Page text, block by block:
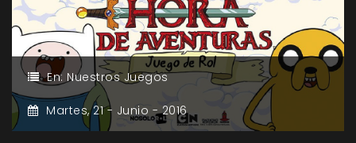
En: Nuestros Juegos
Martes,21 - Junio -2016